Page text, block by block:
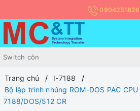
0904251826
Trang chủ
I-7188
Bộ lập trình nhúng ROM-DOS PAC
7188/DOS/512 CR